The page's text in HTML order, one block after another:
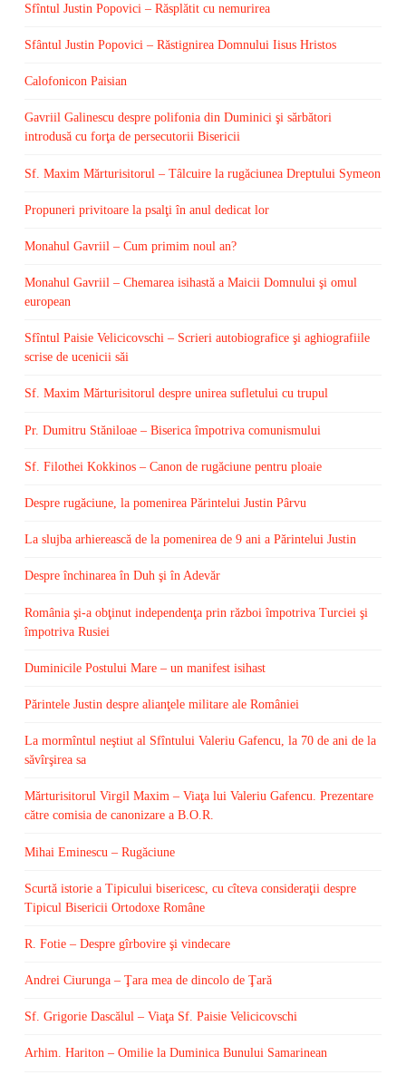
Sfîntul Justin Popovici – Răsplătit cu nemurirea
Sfântul Justin Popovici – Răstignirea Domnului Iisus Hristos
Calofonicon Paisian
Gavriil Galinescu despre polifonia din Duminici şi sărbători
introdusă cu forţa de persecutorii Bisericii
Sf. Maxim Mărturisitorul – Tâlcuire la rugăciunea Dreptului Symeon
Propuneri privitoare la psalţi în anul dedicat lor
Monahul Gavriil – Cum primim noul an?
Monahul Gavriil – Chemarea isihastă a Maicii Domnului şi omul
european
Sfîntul Paisie Velicicovschi – Scrieri autobiografice şi aghiografiile
scrise de ucenicii săi
Sf. Maxim Mărturisitorul despre unirea sufletului cu trupul
Pr. Dumitru Stăniloae – Biserica împotriva comunismului
Sf. Filothei Kokkinos – Canon de rugăciune pentru ploaie
Despre rugăciune, la pomenirea Părintelui Justin Pârvu
La slujba arhierească de la pomenirea de 9 ani a Părintelui Justin
Despre închinarea în Duh şi în Adevăr
România şi-a obţinut independenţa prin război împotriva Turciei şi
împotriva Rusiei
Duminicile Postului Mare – un manifest isihast
Părintele Justin despre alianţele militare ale României
La mormîntul neştiut al Sfîntului Valeriu Gafencu, la 70 de ani de la
săvîrşirea sa
Mărturisitorul Virgil Maxim – Viaţa lui Valeriu Gafencu. Prezentare
către comisia de canonizare a B.O.R.
Mihai Eminescu – Rugăciune
Scurtă istorie a Tipicului bisericesc, cu cîteva consideraţii despre
Tipicul Bisericii Ortodoxe Române
R. Fotie – Despre gîrbovire şi vindecare
Andrei Ciurunga – Ţara mea de dincolo de Ţară
Sf. Grigorie Dascălul – Viaţa Sf. Paisie Velicicovschi
Arhim. Hariton – Omilie la Duminica Bunului Samarinean